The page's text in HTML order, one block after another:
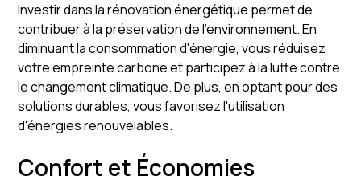
Investir dans la rénovation énergétique permet de
contribuer à la préservation de l'environnement. En
diminuant la consommation d'énergie, vous réduisez
votre empreinte carbone et participez à la lutte contre
le changement climatique. De plus, en optant pour des
solutions durables, vous favorisez l'utilisation
d'énergies renouvelables.
Confort et Économies